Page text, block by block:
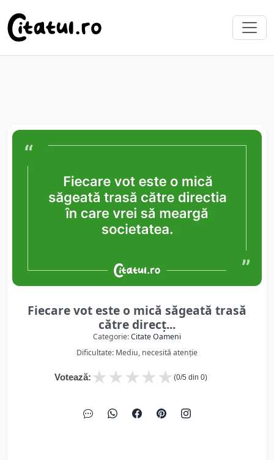
Fiecare vot este o mică săgeată trasă
către direcț...
Categorie:Citate Oameni
Dificultate: Mediu, necesită atenție
Votează: ★
★
★
★
★ (0/5 din 0)